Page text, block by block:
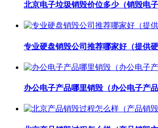
北京电子垃圾销毁价位多少（销毁电
专业硬盘销毁公司推荐哪家好（提供硬
办公电子产品哪里销毁（办公电子产